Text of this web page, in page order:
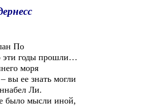
По
эти годы прошли…
моря
вы ее знать могли
Ли.
было мысли иной,